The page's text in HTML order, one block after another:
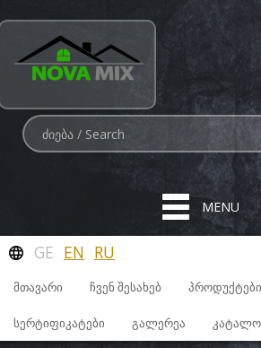
MENU
GE EN RU
ᲛᲗᲐᲕᲐᲠᲘ ᲩᲕᲔᲜ ᲨᲔᲡᲐᲮᲔᲑ ᲞᲠᲝᲓᲣᲥᲢᲔᲑᲘ
ᲡᲔᲠᲢᲘᲤᲘᲙᲐᲢᲔᲑᲘ ᲒᲐᲚᲔᲠᲔᲐ